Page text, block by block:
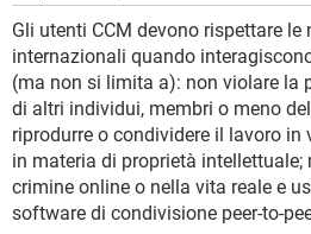
Gli utenti CCM devono rispettare le
internazionali quando
(ma non si limita a): non violare la
di altri individui, membri o meno
riprodurre o condividere il lavoro
in materia di proprietà intellettuale;
crimine online o nella vita reale e
software di condivisione peer-to-